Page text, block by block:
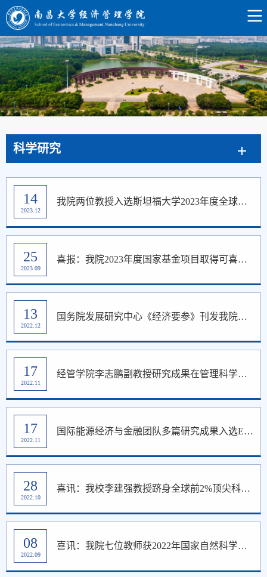
科学研究
14
2023.12
我院两位教授入选斯坦福大学2023年度全球前2%顶尖科学家榜单！
25
2023.09
喜报：我院2023年度国家基金项目取得可喜成绩
13
2022.12
国务院发展研究中心《经济要参》刊发我院研究成果
17
2022.11
经管学院李志鹏副教授研究成果在管理科学国际顶尖期刊《Management Science》正式发表
17
2022.11
国际能源经济与金融团队多篇研究成果入选ESI全球Top 0.1%热点论文行列
28
2022.10
喜讯：我校李建强教授跻身全球前2%顶尖科学家终身成就榜单
08
2022.09
喜讯：我院七位教师获2022年国家自然科学基金项目立项